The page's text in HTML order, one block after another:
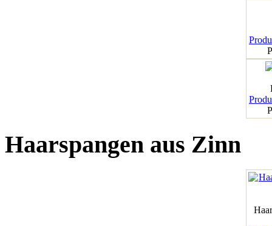
Haarspangen aus Zinn